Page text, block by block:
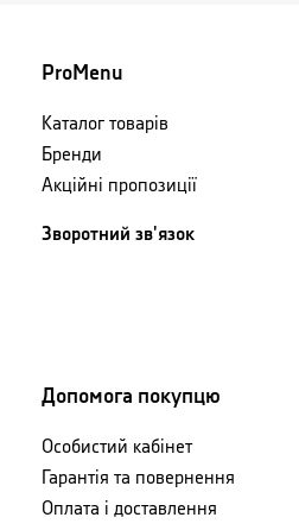
ProMenu
Каталог товарів
Бренди
Акційні пропозиції
Зворотний зв'язок
Допомога покупцю
Особистий кабінет
Гарантія та повернення
Оплата і доставлення